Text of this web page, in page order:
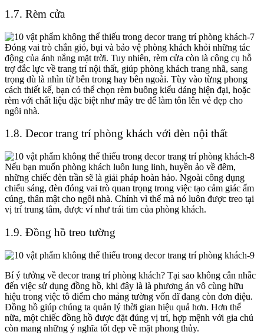
1.7. Rèm cửa
Đóng vai trò chắn gió, bụi và bảo vệ phòng khách khỏi những tác
động của ánh nắng mặt trời. Tuy nhiên, rèm cửa còn là công cụ hỗ
trợ đắc lực về trang trí nội thất, giúp phòng khách trang nhã, sang
trọng dù là nhìn từ bên trong hay bên ngoài. Tùy vào từng phong
cách thiết kế, bạn có thể chọn rèm buông kiểu dáng hiện đại, hoặc
rèm với chất liệu đặc biệt như mây tre để làm tôn lên vẻ đẹp cho
ngôi nhà.
1.8. Decor trang trí phòng khách với đèn nội thất
Nếu bạn muốn phòng khách luôn lung linh, huyền ảo về đêm,
những chiếc đèn trần sẽ là giải pháp hoàn hảo. Ngoài công dụng
chiếu sáng, đèn đóng vai trò quan trọng trong việc tạo cảm giác ấm
cúng, thân mật cho ngôi nhà. Chính vì thế mà nó luôn được treo tại
vị trí trung tâm, được ví như trái tim của phòng khách.
1.9. Đồng hồ treo tường
Bí ý tưởng về decor trang trí phòng khách? Tại sao không cân nhắc
đến việc sử dụng đồng hồ, khi đây là là phương án vô cùng hữu
hiệu trong việc tô điểm cho mảng tường vốn dĩ đang còn đơn điệu.
Đồng hồ giúp chúng ta quản lý thời gian hiệu quả hơn. Hơn thế
nữa, một chiếc đồng hồ được đặt đúng vị trí, hợp mệnh với gia chủ
còn mang những ý nghĩa tốt đẹp về mặt phong thủy.